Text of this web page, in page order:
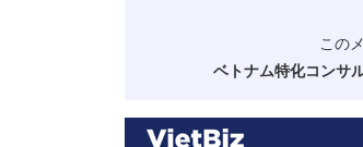
この
ベトナム特化コンサ